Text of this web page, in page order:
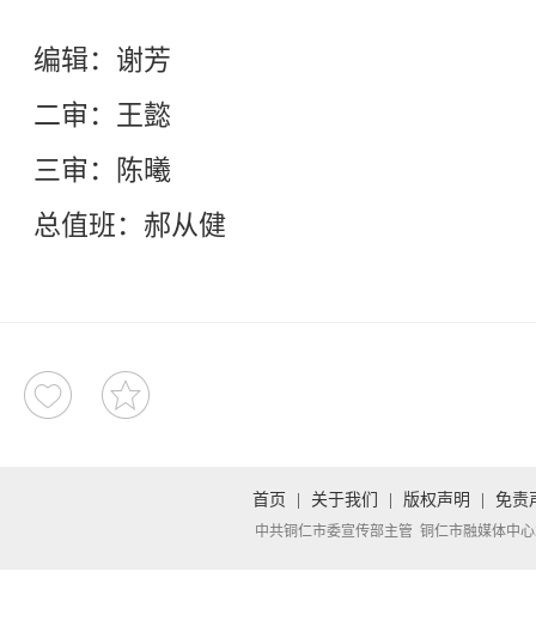
编辑：谢芳
二审：王懿
三审：陈曦
总值班：郝从健
首页 关于我们 版权声明 免责
中共铜仁市委宣传部主管 铜仁市融媒体中心